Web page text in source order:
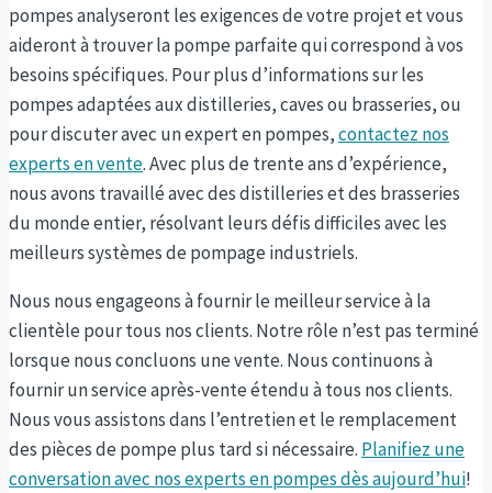
pompes analyseront les exigences de votre projet et vous
aideront à trouver la pompe parfaite qui correspond à vos
besoins spécifiques. Pour plus d’informations sur les
pompes adaptées aux distilleries, caves ou brasseries, ou
pour discuter avec un expert en pompes,contactez nos
experts en vente. Avec plus de trente ans d’expérience,
nous avons travaillé avec des distilleries et des brasseries
du monde entier, résolvant leurs défis difficiles avec les
meilleurs systèmes de pompage industriels.
Nous nous engageons à fournir le meilleur service à la
clientèle pour tous nos clients. Notre rôle n’est pas terminé
lorsque nous concluons une vente. Nous continuons à
fournir un service après-vente étendu à tous nos clients.
Nous vous assistons dans l’entretien et le remplacement
des pièces de pompe plus tard si nécessaire. Planifiez une
conversation avec nos experts en pompes dès aujourd’hui!